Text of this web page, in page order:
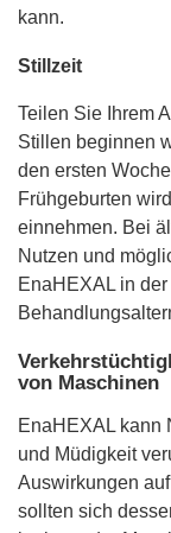
kann.
Stillzeit
Teilen Sie Ihrem
Stillen beginnen
den ersten
Frühgeburten
einnehmen. Bei
Nutzen und
EnaHEXAL in
von Maschinen
EnaHEXAL kann
und Müdigkeit
Auswirkungen
sollten sich